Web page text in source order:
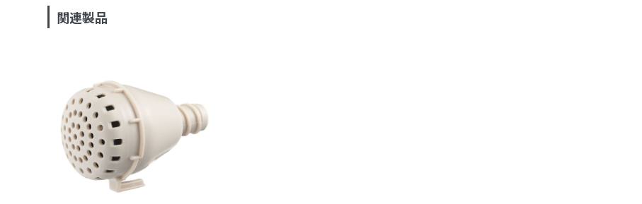
関連製品